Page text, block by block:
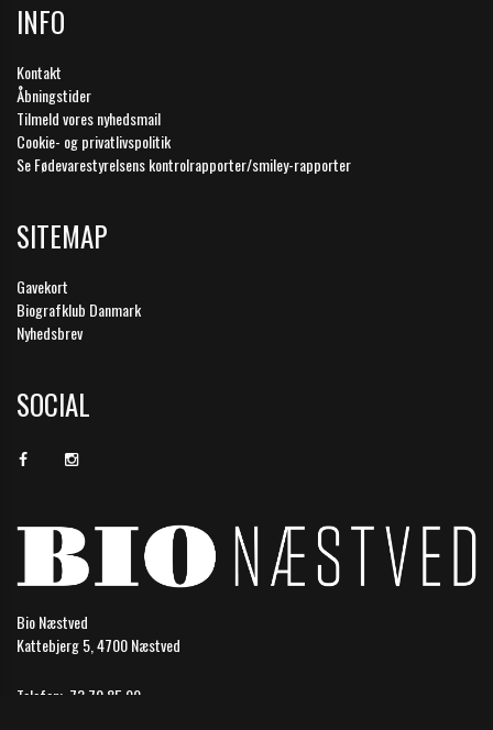
INFO
Kontakt
Åbningstider
Tilmeld vores nyhedsmail
Cookie- og privatlivspolitik
Se Fødevarestyrelsens kontrolrapporter/smiley-rapporter
SITEMAP
Gavekort
Biografklub Danmark
Nyhedsbrev
SOCIAL
Bio Næstved
Kattebjerg 5, 4700 Næstved
Telefon: 73 70 85 99